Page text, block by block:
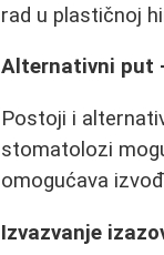
rad u plastičnoj
Alternativni put
Postoji i
stomatolozi
omogućava
Izvazvanje